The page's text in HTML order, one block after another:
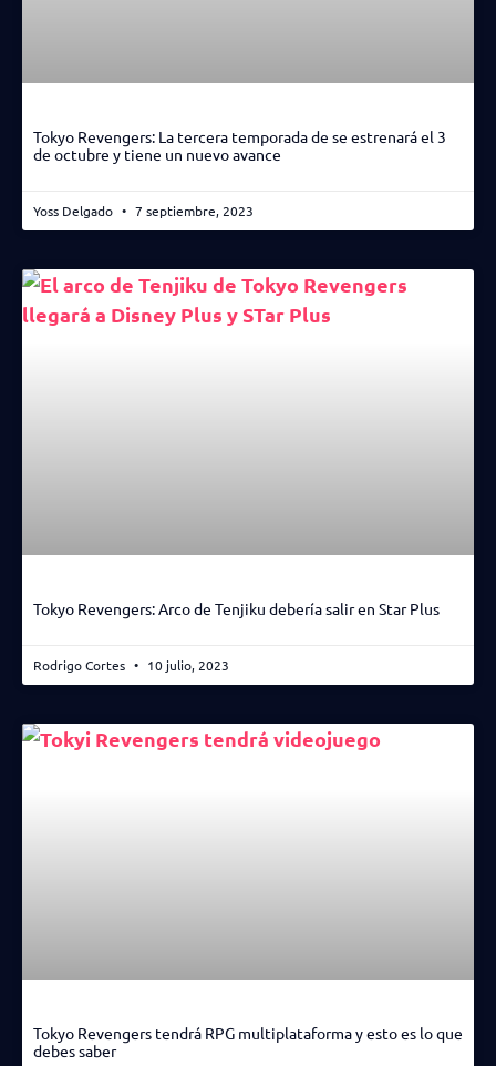
Tokyo Revengers: La tercera temporada de se estrenará el 3
de octubre y tiene un nuevo avance
Yoss Delgado 7 septiembre, 2023
Tokyo Revengers: Arco de Tenjiku debería salir en Star Plus
Rodrigo Cortes 10 julio, 2023
Tokyo Revengers tendrá RPG multiplataforma y esto es lo que
debes saber